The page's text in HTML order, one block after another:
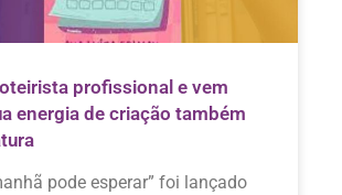
profissional e vem
energia de criação também
pode esperar” foi lançado